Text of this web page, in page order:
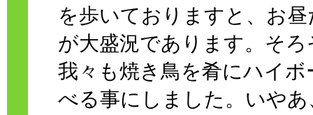
を歩いておりますと、お
が大盛況であります。そ
我々も焼き鳥を肴にハイ
べる事にしました。いや